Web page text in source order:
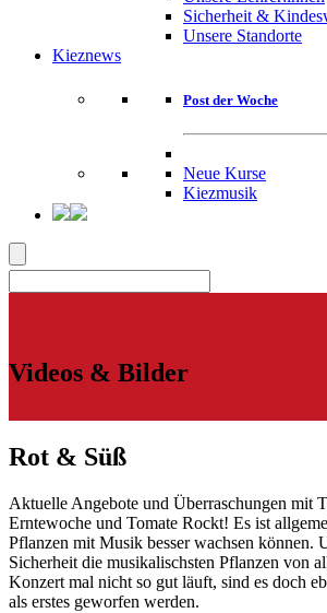
Sicherheit &
Unsere Standorte
Kieznews
Post der Woche
Neue Kurse
Kiezmusik
Videos & Bilder
Rot & Süß
Aktuelle Angebote und Überraschungen mit
Erntewoche und Tomate Rockt! Es ist
Pflanzen mit Musik besser wachsen können.
Sicherheit die musikalischsten Pflanzen von
Konzert mal nicht so gut läuft, sind es doch
als erstes geworfen werden.